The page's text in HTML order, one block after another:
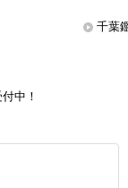
中！
千葉